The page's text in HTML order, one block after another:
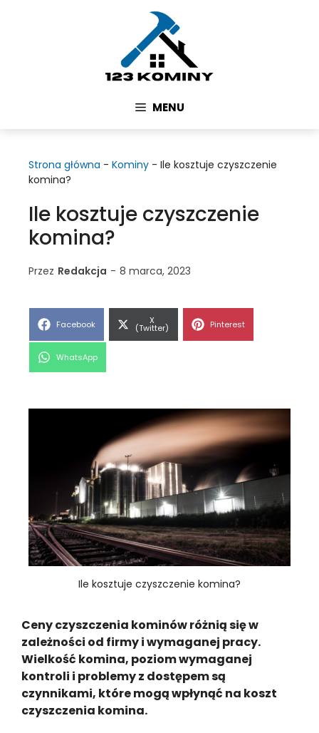
MENU
Strona główna - Kominy - Ile kosztuje czyszczenie
komina?
Ile kosztuje czyszczenie
komina?
Przez Redakcja - 8 marca, 2023
Share
Facebook Share
on
X
(Twitter) Share
Pinterest
Share
WhatsApp
Ile kosztuje czyszczenie komina?
Ceny czyszczenia kominów różnią się w
zależności od firmy i wymaganej pracy.
Wielkość komina, poziom wymaganej
kontroli i problemy z dostępem są
czynnikami, które mogą wpłynąć na koszt
czyszczenia komina.